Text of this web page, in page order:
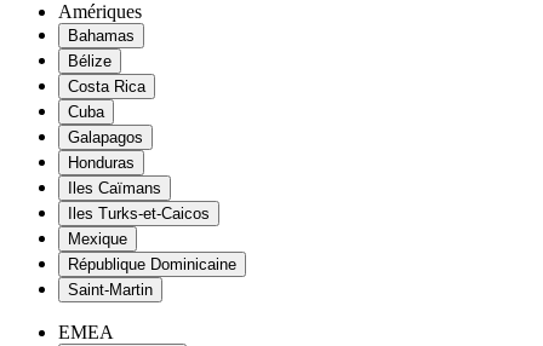
Amériques
Bahamas
Bélize
Costa Rica
Cuba
Galapagos
Honduras
Iles Caïmans
Iles Turks-et-Caicos
Mexique
République Dominicaine
Saint-Martin
EMEA